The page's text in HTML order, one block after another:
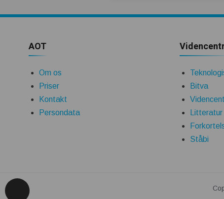
AOT
Om os
Priser
Kontakt
Persondata
Bitva
Litteratur
Ståbi